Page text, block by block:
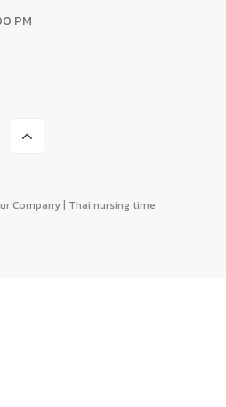
PM
Company | Thai nursing time